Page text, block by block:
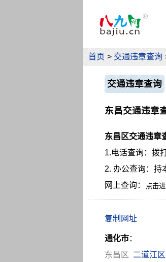
首页 > 交通违章查询
交通违章查询
东昌交通违章
东昌区交通违章
1.电话查询：拨
2. 办公查询：持
网上查询：
通化市：
东昌区
二道江区